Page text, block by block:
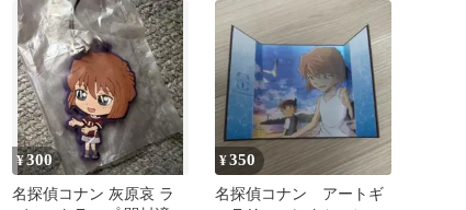
¥300
名探偵コナン 灰原哀 ラ
¥350
名探偵コナン アートギ